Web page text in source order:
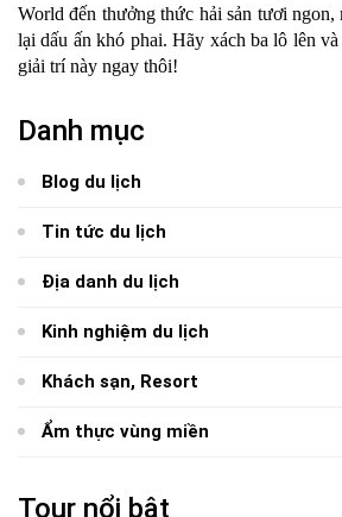
Danh mục
Blog du lịch
Tin tức du lịch
Địa danh du lịch
Kinh nghiệm du lịch
Khách sạn, Resort
Ẩm thực vùng miền
Tour nổi bật
World đến thưởng thức hải sản tươi ngon,
lại dấu ấn khó phai. Hãy xách ba lô lên
giải trí này ngay thôi!